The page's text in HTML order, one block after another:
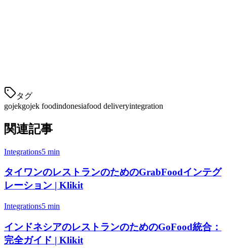
タグ
gojekgojek foodindonesiafood deliveryintegration
関連記事
Integrations5 min
タイワンのレストランのためのGrabFoodインテグ
レーション | Klikit
Integrations5 min
インドネシアのレストランのためのGoFood統合：
完全ガイド | Klikit